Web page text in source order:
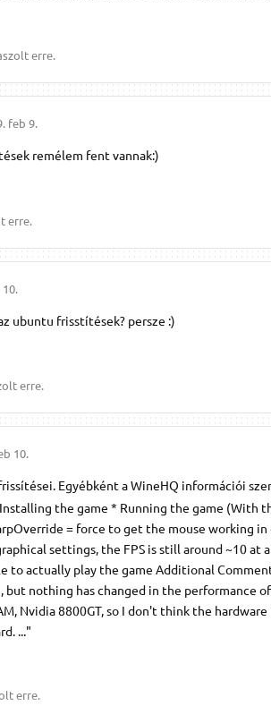
erre.
feb 9.
remélem fent vannak:)
erre.
ubuntu frisstítések? persze :)
erre.
10.
Egyébként a WineHQ információi
the game * Running the game (With
= force to get the mouse working
settings, the FPS is still around ~10
to actually play the game Additional
nothing has changed in the performance
Nvidia 8800GT, so I don't think the
..."
erre.